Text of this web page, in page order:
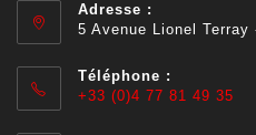
Adresse :
5 Avenue Lionel
Téléphone :
+33 (0)4 77 81 49 35